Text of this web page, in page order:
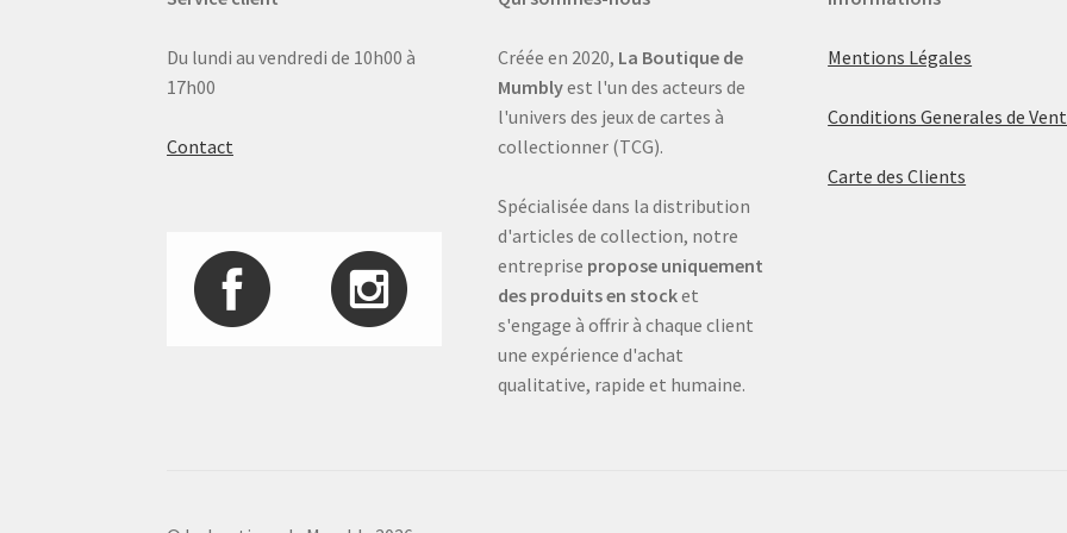
Du lundi au vendredi de 10h00 à
17h00
Contact
Créée en 2020, La Boutique de
Mumblyest l'un des acteurs de
l'univers des jeux de cartes à
collectionner (TCG).
Spécialisée dans la distribution
d'articles de collection, notre
entreprise propose uniquement
des produits en stocket
s'engage à offrir à chaque client
une expérience d'achat
qualitative, rapide et humaine.
Mentions Légales
Conditions Generales de
Carte des Clients